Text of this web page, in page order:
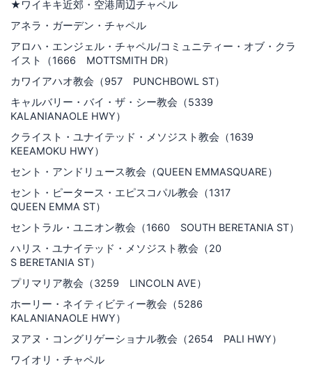
★ワイキキ近郊・空港周辺チャペル
アネラ・ガーデン・チャペル
アロハ・エンジェル・チャペル/コミュニティー・オブ・クラ
イスト（1666 MOTTSMITH DR）
カワイアハオ教会（957 PUNCHBOWL ST）
キャルバリー・バイ・ザ・シー教会（5339
KALANIANAOLE HWY）
クライスト・ユナイテッド・メソジスト教会（1639
KEEAMOKU HWY）
セント・アンドリュース教会（QUEEN EMMASQUARE）
セント・ピータース・エピスコパル教会（1317
QUEEN EMMA ST）
セントラル・ユニオン教会（1660 SOUTH BERETANIA ST）
ハリス・ユナイテッド・メソジスト教会（20
S BERETANIA ST）
プリマリア教会（3259 LINCOLN AVE）
ホーリー・ネイティビティー教会（5286
KALANIANAOLE HWY）
ヌアヌ・コングリゲーショナル教会（2654 PALI HWY）
ワイオリ・チャペル